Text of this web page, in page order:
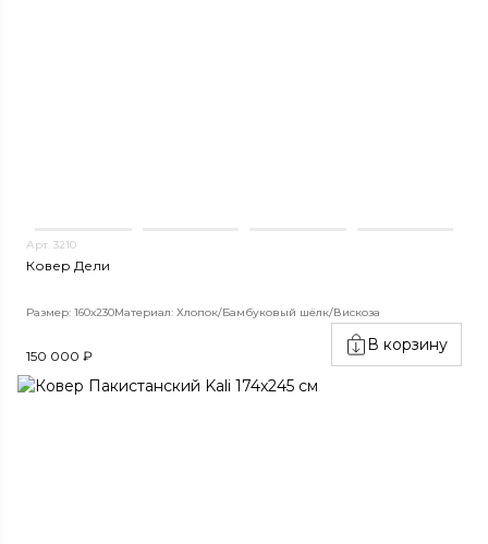
Арт. 3210
Ковер Дели
Размер: 160х230Материал: Хлопок/Бамбуковый шёлк/Вискоза
150 000 ₽
В корзину